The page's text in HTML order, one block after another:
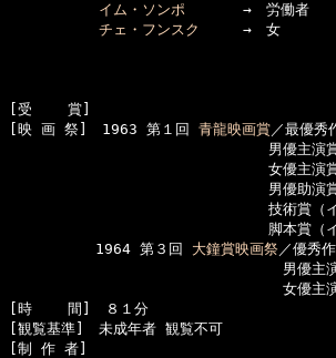
イム・ソンポ →　労働者
チェ・フンスク
→　女
[受    賞]
[映 画 祭]　1963 第１回 青龍映画賞／最優秀
男優主演賞
女優主演賞
男優助演賞
技術賞（イ・ギョン
脚本賞（イム・ヒ
1964 第３回 大鐘賞映画祭／優秀
男優主演賞
女優主演賞
[時    間]　８１分
[観覧基準]　未成年者 観覧不可
[制 作 者]